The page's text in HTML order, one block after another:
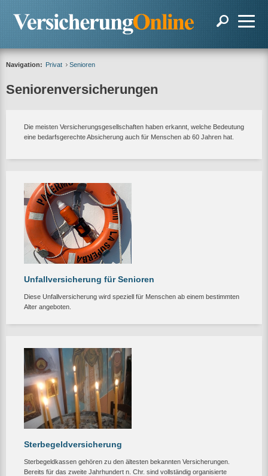
Navigation: Privat Senioren
Seniorenversicherungen
Die meisten Versicherungsgesellschaften haben erkannt, welche Bedeutung
eine bedarfsgerechte Absicherung auch für Menschen ab 60 Jahren hat.
Unfallversicherung für Senioren
Diese Unfallversicherung wird speziell für Menschen ab einem bestimmten
Alter angeboten.
Sterbegeldversicherung
Sterbegeldkassen gehören zu den ältesten bekannten Versicherungen.
Bereits für das zweite Jahrhundert n. Chr. sind vollständig organisierte